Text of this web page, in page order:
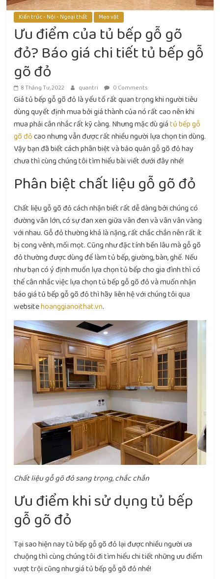
Kiến trúc - Nội - Ngoại thất Mẹo vặt
Ưu điểm của tủ bếp gỗ gõ
đỏ? Báo giá chi tiết tủ bếp gỗ
gõ đỏ
8 Tháng Tư, 2022 quantri 0 Comments
Giá tủ bếp gỗ gõ đỏ là yếu tố rất quan trọng khi người tiêu
dùng quyết định mua bởi giá thành của nó rất cao nên khi
mua phải cân nhắc rất kỹ càng. Nhưng mặc dù giátủ bếp gỗ
gõ đỏcao nhưng vẫn được rất nhiều người lựa chọn tin dùng.
Vậy bạn đã biết cách phân biệt và bảo quản gỗ gõ đỏ hay
chưa thì cùng chúng tôi tìm hiểu bài viết dưới đây nhé!
Phân biệt chất liệu gỗ gõ đỏ
Chất liệu gỗ gõ đỏ cách nhận biết rất dễ dàng bởi chúng có
đường vân lớn, có sự đan xen giữa vân đen và vân vân vàng
với nhau. Gỗ đỏ thường khá là nặng, rất chắc chắn nên rất ít
bị cong vênh, mối mọt. Cũng như đặc tính bền lâu mà gỗ gõ
đỏ thường được dùng để làm tủ bếp, giường, bàn, ghế. Nếu
như bạn có ý định muốn lựa chọn tủ bếp cho gia đình thì có
thể cân nhắc việc lựa chọn tủ bếp gỗ gõ đỏ và muốn nhận
báo giá tủ bếp gỗ gõ đỏ thì hãy liên hệ với chúng tôi qua
websitehoanggianoithat.vn.
Chất liệu gỗ gõ đỏ sang trọng, chắc chắn
Ưu điểm khi sử dụng tủ bếp
gỗ gõ đỏ
Tại sao hiện nay tủ bếp gỗ gõ đỏ lại được nhiều người ưa
chuộng thì cùng chúng tôi đi tìm hiểu chi tiết những ưu điểm
vượt trội cũng như giá tủ bếp gỗ gõ đỏ nhé!